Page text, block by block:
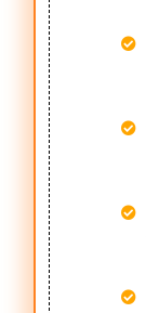
Civil
Construction